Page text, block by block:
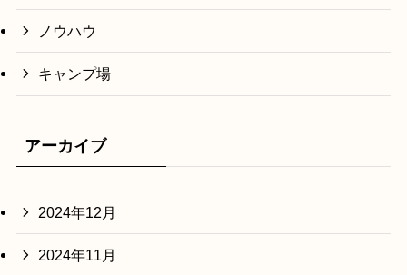
ノウハウ
キャンプ場
アーカイブ
2024年12月
2024年11月